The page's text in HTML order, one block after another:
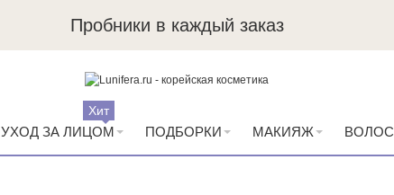
Пробники в каждый заказ
УХОД ЗА ЛИЦОМ
Хит
ПОДБОРКИ МАКИЯЖ